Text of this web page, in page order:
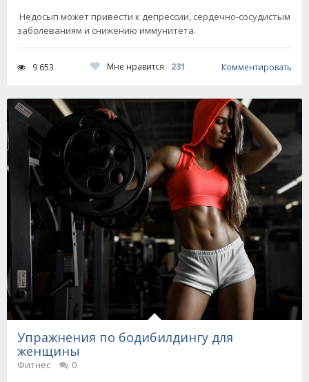
Недосып может привести к депрессии, сердечно-сосудистым
заболеваниям и снижению иммунитета.
9 653 Мне нравится 231 Комментировать
Упражнения по бодибилдингу для
женщины
Фитнес
0